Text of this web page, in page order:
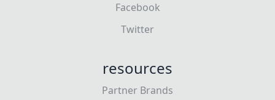
Facebook
Twitter
resources
Partner Brands